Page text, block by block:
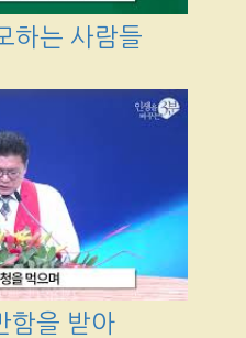
하는 사람들
함을 받아